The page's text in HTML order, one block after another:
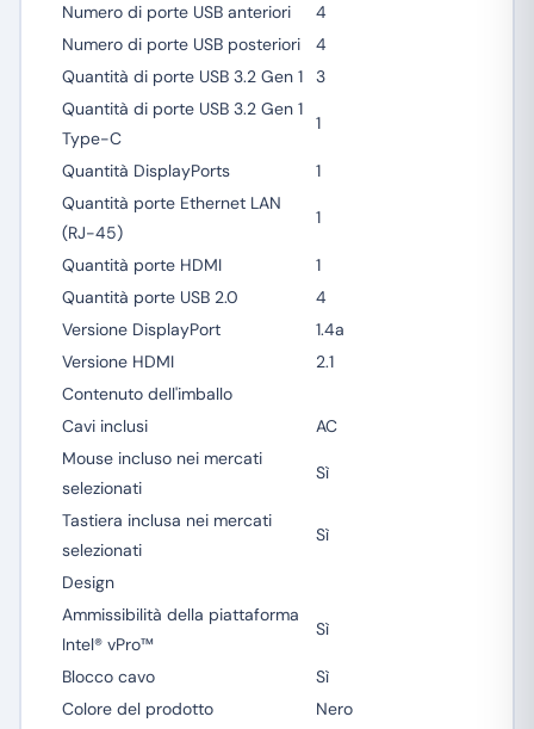
Numero di porte USB anteriori
4
Numero di porte USB posteriori
4
Quantità di porte USB 3.2 Gen 1
3
Quantità di porte USB 3.2 Gen 1
Type-C
1
Quantità DisplayPorts
1
Quantità porte Ethernet LAN
(RJ-45)
1
Quantità porte HDMI
1
Quantità porte USB 2.0
4
Versione DisplayPort
1.4a
Versione HDMI
2.1
Contenuto dell'imballo
Cavi inclusi
AC
Mouse incluso nei mercati
selezionati
Sì
Tastiera inclusa nei mercati
selezionati
Sì
Design
Ammissibilità della piattaforma
Intel® vPro™
Sì
Blocco cavo
Sì
Colore del prodotto
Nero